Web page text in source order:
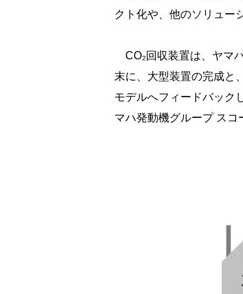
クト化や、他のソリュー
CO₂回収装置は、ヤマ
末に、大型装置の完成と
モデルへフィードバック
マハ発動機グループ スコ